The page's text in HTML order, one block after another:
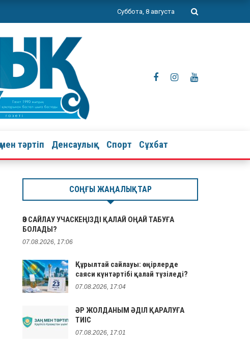
Суббота, 8 августа
мен тәртіп Денсаулық Спорт Сұхбат
СОҢҒЫ ЖАҢАЛЫҚТАР
ӨЗ САЙЛАУ УЧАСКЕҢІЗДІ ҚАЛАЙ ОҢАЙ ТАБУҒА
БОЛАДЫ?
07.08.2026, 17:06
Құрылтай сайлауы: өңірлерде
саяси күнтәртібі қалай түзіледі?
07.08.2026, 17:04
ӘР ЖОЛДАНЫМ ӘДІЛ ҚАРАЛУҒА
ТИІС
07.08.2026, 17:01